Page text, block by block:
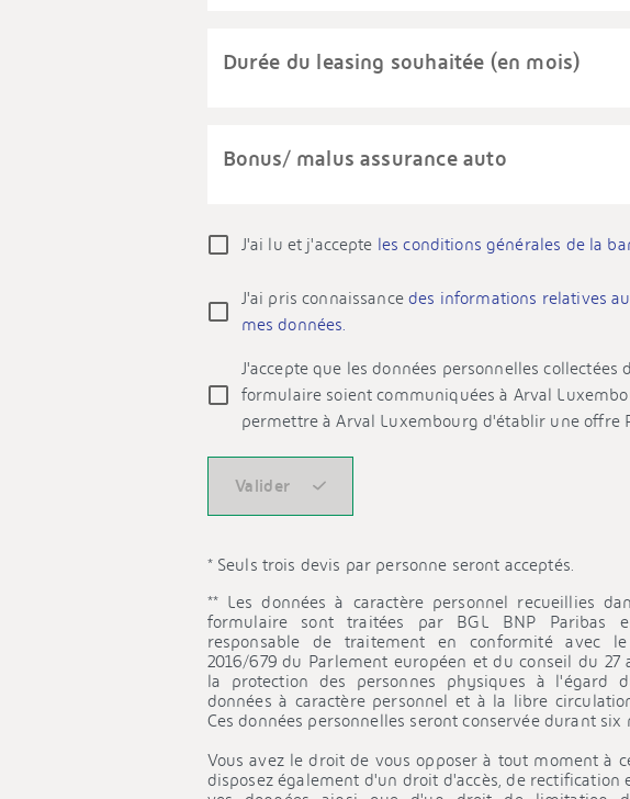
Durée du leasing souhaitée (en mois)
Bonus/ malus assurance auto
J'ai lu et j'accepte les conditions générales de la
J'ai pris connaissancedes informations relatives
mes données.
Les données personnelles recueillies par l'intermédiaire
traitées par BGL BNP Paribas, en sa qualité de responsable
prendre contact avec vous pour répondre à vos demandes
produits et services en exécution de mesures précontractuelles
Vos données ne seront pas utilisées à des fins
Pour toute information complémentaire sur les traitements
par BGL BNP Paribas et sur vos droits en matière de
l’exercice de ces derniers, nous vous invitons à consulter la
donnéesdisponible sur notre site internet ou en agence.
Toute personne qui recourt à un service de la Banque
de communication électronique (téléphone, e-mail, internet)
l’enregistrement et le traitement des communications
La finalité des enregistrements est de fournir la preuve, en
J'accepte que les données personnelles collectées
formulaire soient communiquées à Arval
permettre à Arval Luxembourg d'établir une offre
Valider
* Seuls trois devis par personne seront acceptés.
** Les données à caractère personnel recueillies
formulaire sont traitées par BGL BNP Paribas
responsable de traitement en conformité avec le
2016/679 du Parlement européen et du conseil du 27
la protection des personnes physiques à l'égard
données à caractère personnel et à la libre
Ces données personnelles seront conservée durant six
Vous avez le droit de vous opposer à tout moment à
disposez également d'un droit d'accès, de rectification